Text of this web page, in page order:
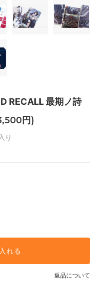
RECALL 最期ノ詩
円)
り
れる
返品について